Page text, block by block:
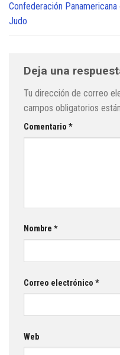
Confederación Panamericana
Judo
Deja una
Tu dirección de correo
campos obligatorios
Comentario *
Nombre *
Correo electrónico *
Web